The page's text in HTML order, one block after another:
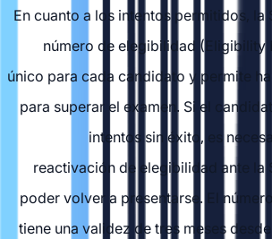
En cuanto a los intentos permitidos, la
número de elegibilidad (Eligibility
único para cada candidato y permite
para superar el examen. Si el
intentos sin éxito, es
reactivación de elegibilidad ante la
poder volver a presentarse. El
tiene una validez de tres meses